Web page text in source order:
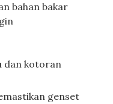
bahan bakar
dan kotoran
genset